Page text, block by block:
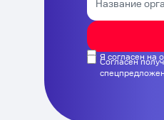
Я согласен на
Согласен